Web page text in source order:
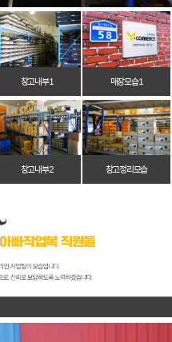
창고 내부 1 매장 모습 1
창고 내부 2 창고 정리 모습